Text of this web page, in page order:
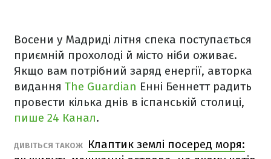
Восени у Мадриді літня спека поступається
приємній прохолоді й місто ніби оживає.
Якщо вам потрібний заряд енергії, авторка
видання The Guardian Енні Беннетт радить
провести кілька днів в іспанській столиці,
пише 24 Канал.
ДИВІТЬСЯ ТАКОЖ
Клаптик землі посеред моря: